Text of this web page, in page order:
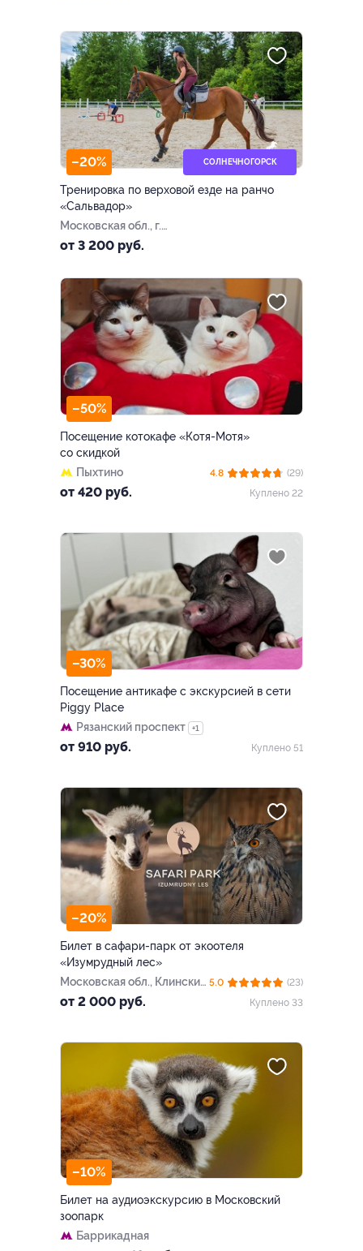
–20% СОЛНЕЧНОГОРСК
Тренировка по верховой езде на ранчо
«Сальвадор»
Московская обл., г.
Солнечногорск, пгт.
от 3 200 руб.
–50%
Посещение котокафе «Котя-Мотя»
со скидкой
Пыхтино
от 420 руб.
4.8
(29)
Куплено 22
–30%
Посещение антикафе с экскурсией в сети
Piggy Place
Рязанский проспект
+1
от 910 руб. Куплено 51
–20%
Билет в сафари-парк от экоотеля
«Изумрудный лес»
Московская обл., Клинский
р-н, вблизи пос. Нарынка,
от 2 000 руб.
5.0
(23)
Куплено 33
–10%
Билет на аудиоэкскурсию в Московский
зоопарк
Баррикадная